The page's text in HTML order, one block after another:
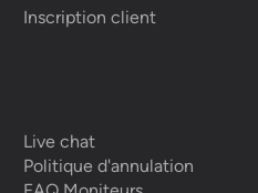
Inscription client
Live chat
Politique d'annulation